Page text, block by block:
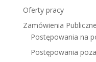
Oferty pracy
Zamówienia Publiczne
Postępowania na
Postępowania